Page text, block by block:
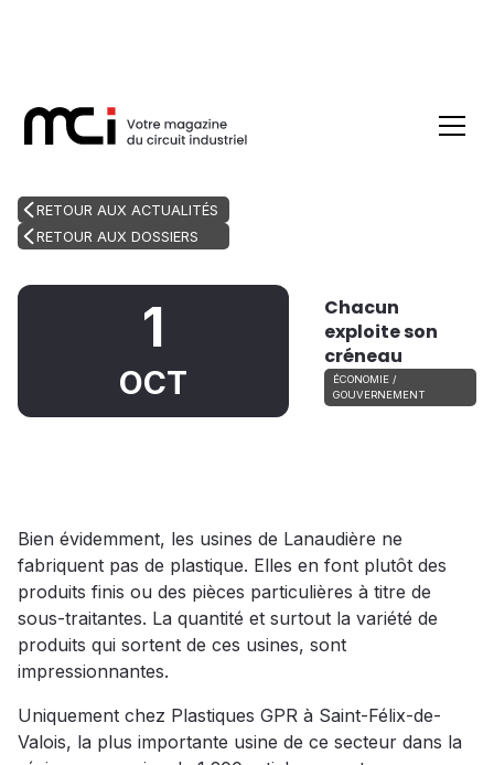
RETOUR AUX ACTUALITÉS
RETOUR AUX DOSSIERS
1
OCT
Chacun
exploite son
créneau
ÉCONOMIE /
GOUVERNEMENT
Bien évidemment, les usines de Lanaudière ne
fabriquent pas de plastique. Elles en font plutôt des
produits finis ou des pièces particulières à titre de
sous-traitantes. La quantité et surtout la variété de
produits qui sortent de ces usines, sont
impressionnantes.
Uniquement chez Plastiques GPR à Saint-Félix-de-
Valois, la plus importante usine de ce secteur dans la